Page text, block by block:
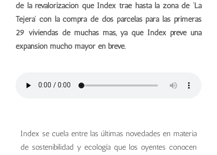
de la revalorización que Index trae hasta la zona de ‘La
Tejera’ con la compra de dos parcelas para las primeras
29 viviendas de muchas más, ya que Index prevé una
expansión mucho mayor en breve.
Index se cuela entre las últimas novedades en materia
de sostenibilidad y ecología que los oyentes conocen